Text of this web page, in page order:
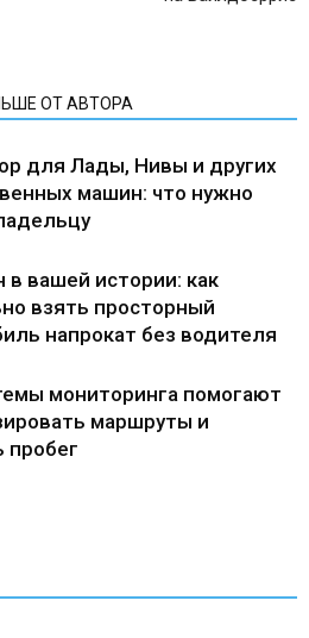
ОТ АВТОРА
для Лады, Нивы и других
машин: что нужно
в вашей истории: как
взять просторный
напрокат без водителя
мониторинга помогают
маршруты и
пробег